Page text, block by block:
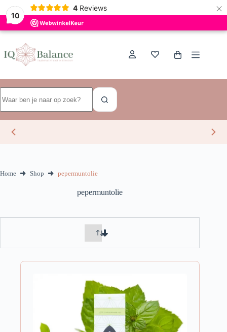
10
4 Reviews ×
Ga
de
inhoud
Winkelwagen
resultaten
Home Shop pepermuntolie
pepermuntolie